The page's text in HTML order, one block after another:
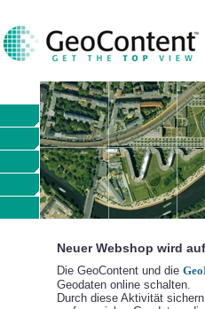
Neuer Webshop wird
Die GeoContent und die
Geodaten online schalten.
Durch diese Aktivität